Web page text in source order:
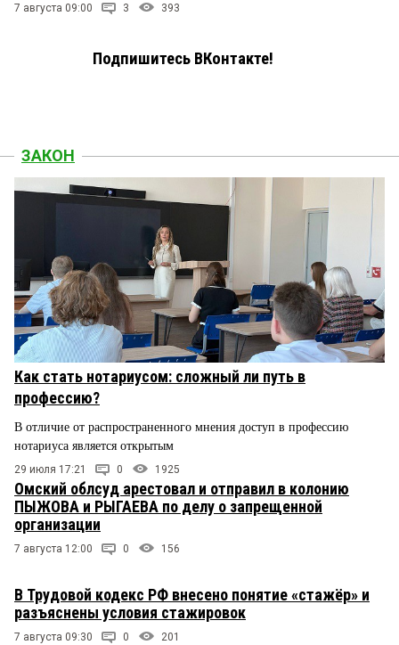
7 августа 09:00 3 393
Подпишитесь ВКонтакте!
ЗАКОН
Как стать нотариусом: сложный ли путь в
профессию?
В отличие от распространенного мнения доступ в профессию
нотариуса является открытым
29 июля 17:21 0 1925
Омский облсуд арестовал и отправил в колонию
ПЫЖОВА и РЫГАЕВА по делу о запрещенной
организации
7 августа 12:00 0 156
В Трудовой кодекс РФ внесено понятие «стажёр» и
разъяснены условия стажировок
7 августа 09:30 0 201